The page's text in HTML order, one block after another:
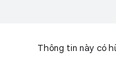
Thông tin này có